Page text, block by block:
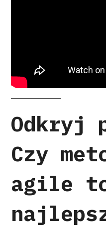
Odkryj
Czy
agile